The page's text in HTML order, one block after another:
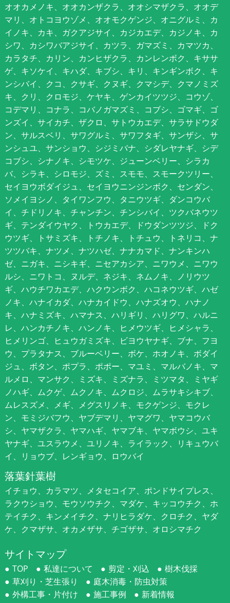
オオカメノキ、オオカンザクラ、オオシマザクラ、オオデ
マリ、オトコヨウゾメ、オオモクゲンジ、オニグルミ、カ
イノキ、カキ、ガクアジサイ、カジカエデ、カジノキ、カ
シワ、カシワバアジサイ、カツラ、ガマズミ、カマツカ、
カラタチ、カリン、カンヒザクラ、カンレンボク、キササ
ゲ、キソケイ、キハダ、キブシ、キリ、キンギンボク、キ
ンシバイ、クコ、クサギ、クヌギ、クマシデ、クマノミズ
キ、クリ、クロモジ、ケヤキ、ゲンカイツツジ、コウゾ、
コデマリ、コナラ、コバノガマズミ、コブシ、ゴマギ、ゴ
ンズイ、サイカチ、ザクロ、サトウカエデ、サラサドウダ
ン、サルスベリ、サワグルミ、サワフタギ、サンザシ、サ
ンシュユ、サンショウ、シジミバナ、シダレヤナギ、シデ
コブシ、シナノキ、シモツケ、ジューンベリー、シラカ
バ、シラキ、シロモジ、ズミ、スモモ、スモークツリー、
セイヨウボダイジュ、セイヨウニンジンボク、センダン、
ソメイヨシノ、タイワンフウ、タニウツギ、ダンコウバ
イ、チドリノキ、チャンチン、チンシバイ、ツクバネウツ
ギ、テンダイウヤク、トウカエデ、ドウダンツツジ、ドク
ウツギ、トサミズキ、トチノキ、トチュウ、トネリコ、ナ
ツツバキ、ナツメ、ナツハゼ、ナナカマド、ナンキンハ
ゼ、ニガキ、ニシキギ、ニセアカシア、ニワウメ、ニワウ
ルシ、ニワトコ、ヌルデ、ネジキ、ネムノキ、ノリウツ
ギ、ハウチワカエデ、ハクウンボク、ハコネウツギ、ハゼ
ノキ、ハナイカダ、ハナカイドウ、ハナズオウ、ハナノ
キ、ハナミズキ、ハマナス、ハリギリ、ハリグワ、ハルニ
レ、ハンカチノキ、ハンノキ、ヒメウツギ、ヒメシャラ、
ヒメリンゴ、ヒュウガミズキ、ビヨウヤナギ、ブナ、フヨ
ウ、プラタナス、ブルーベリー、ボケ、ホオノキ、ボダイ
ジュ、ボタン、ポプラ、ポポー、マユミ、マルバノキ、マ
ルメロ、マンサク、ミズキ、ミズナラ、ミツマタ、ミヤギ
ノハギ、ムクゲ、ムクノキ、ムクロジ、ムラサキシキブ、
ムレスズメ、メギ、メグスリノキ、モクゲンジ、モクレ
ン、モミジバフウ、ヤブデマリ、ヤマグワ、ヤマコウバ
シ、ヤマザクラ、ヤマハギ、ヤマブキ、ヤマボウシ、ユキ
ヤナギ、ユスラウメ、ユリノキ、ライラック、リキュウバ
イ、リョウブ、レンギョウ、ロウバイ
落葉針葉樹
イチョウ、カラマツ、メタセコイア、ポンドサイプレス、
ラクウショウ、モウソウチク、マダケ、キッコウチク、ホ
テイチク、キンメイチク、ナリヒラダケ、クロチク、ヤダ
ケ、クマザサ、オカメザサ、チゴザサ、オロシマチク
サイトマップ
TOP 私達について 剪定・刈込
樹木伐採
草刈り・芝生張り
庭木消毒・防虫対策
外構工事・片付け
施工事例
新着情報